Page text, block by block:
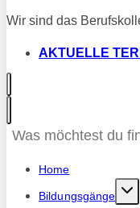
Wir sind das
AKTUELLE
Home
Bildungsgänge